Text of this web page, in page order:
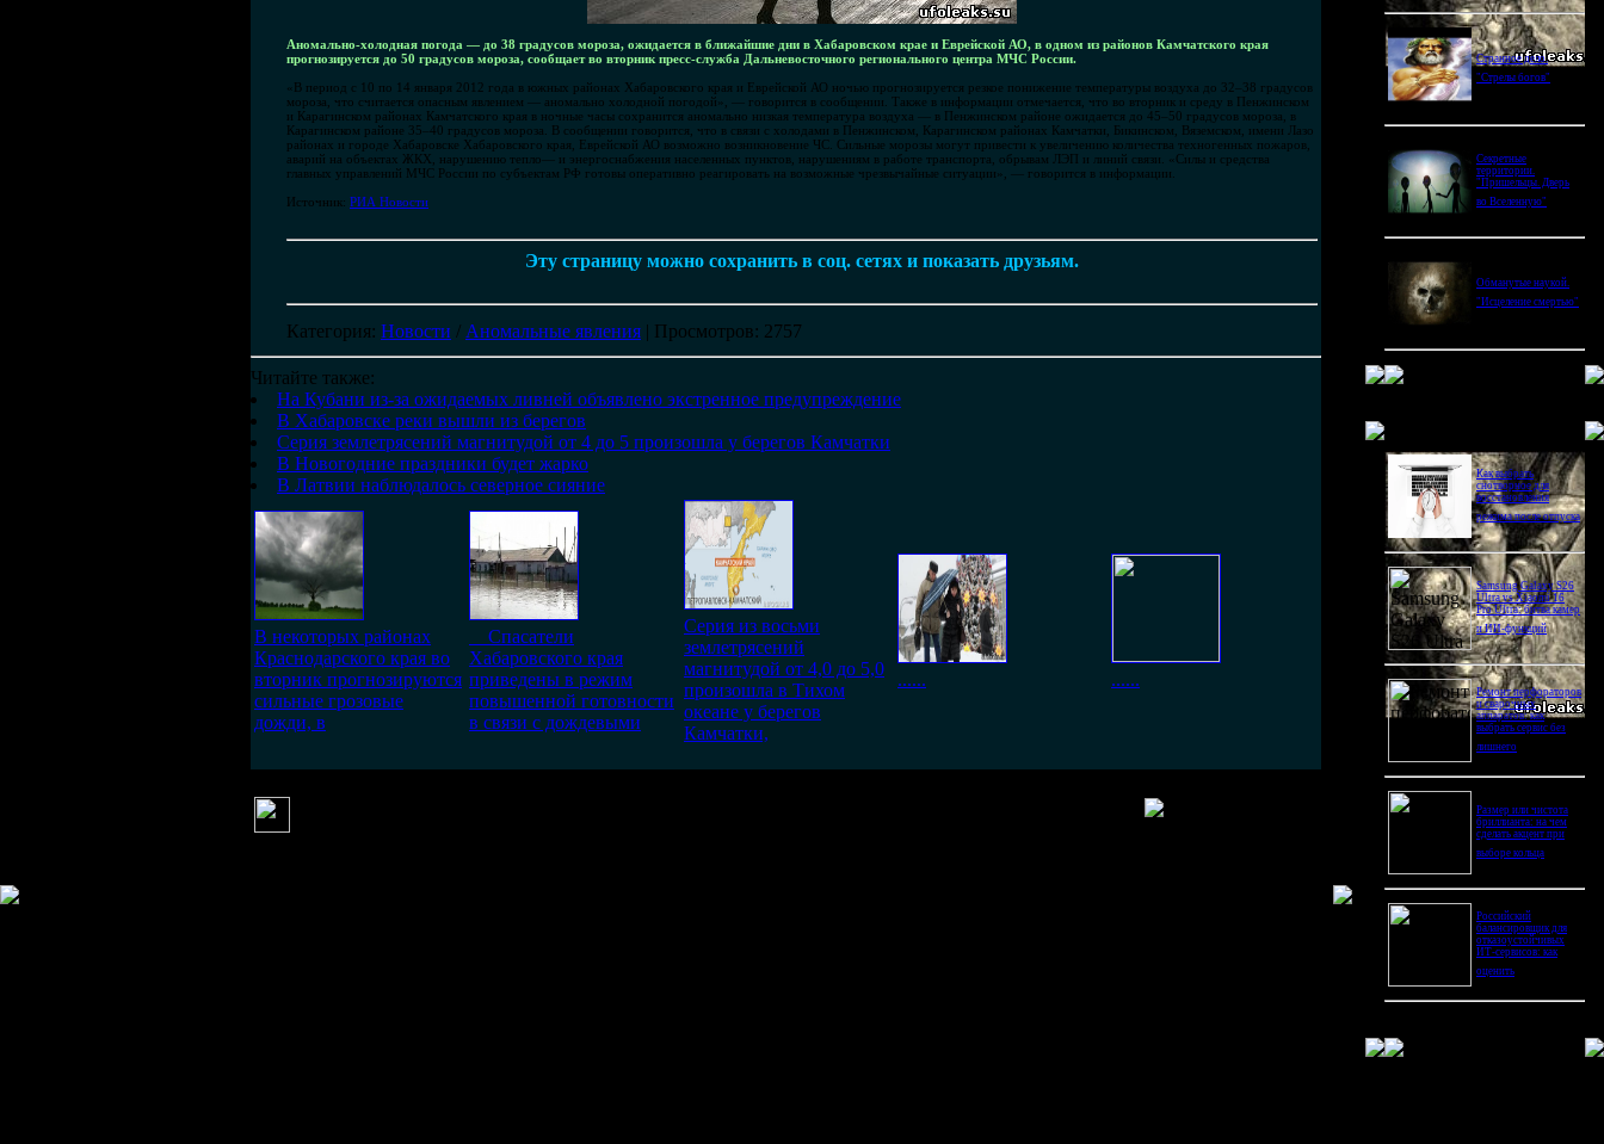
Аномально-холодная погода — до 38 градусов мороза, ожидается в ближайшие дни в Хабаровском крае и Еврейской АО, в одном из районов Камчатского края
прогнозируется до 50 градусов мороза, сообщает во вторник пресс-служба Дальневосточного регионального центра МЧС России.
«В период с 10 по 14 января 2012 года в южных районах Хабаровского края и Еврейской АО ночью прогнозируется резкое понижение температуры воздуха до 32–38 градусов
мороза, что считается опасным явлением — аномально холодной погодой», — говорится в сообщении. Также в информации отмечается, что во вторник и среду в Пенжинском
и Карагинском районах Камчатского края в ночные часы сохранится аномально низкая температура воздуха — в Пенжинском районе ожидается до 45–50 градусов мороза, в
Карагинском районе 35–40 градусов мороза. В сообщении говорится, что в связи с холодами в Пенжинском, Карагинском районах Камчатки, Бикинском, Вяземском, имени Лазо
районах и городе Хабаровске Хабаровского края, Еврейской АО возможно возникновение ЧС. Сильные морозы могут привести к увеличению количества техногенных пожаров,
аварий на объектах ЖКХ, нарушению тепло— и энергоснабжения населенных пунктов, нарушениям в работе транспорта, обрывам ЛЭП и линий связи. «Силы и средства
главных управлений МЧС России по субъектам РФ готовы оперативно реагировать на возможные чрезвычайные ситуации», — говорится в информации.
Источник: РИА Новости
Эту страницу можно сохранить в соц. сетях и показать друзьям.
Категория: Новости / Аномальные явления | Просмотров: 2757
Читайте также:
На Кубани из-за ожидаемых ливней объявлено экстренное предупреждение
В Хабаровске реки вышли из берегов
Серия землетрясений магнитудой от 4 до 5 произошла у берегов Камчатки
В Новогодние праздники будет жарко
В Латвии наблюдалось северное сияние
В некоторых районах
Краснодарского края во
вторник прогнозируются
сильные грозовые
дожди, в
Спасатели
Хабаровского края
приведены в режим
повышенной готовности
в связи с дождевыми
Серия из восьми
землетрясений
магнитудой от 4,0 до 5,0
произошла в Тихом
океане у берегов
Камчатки,
...... ......
Странное дело.
"Стрелы богов"
Секретные
территории.
"Пришельцы. Дверь
во Вселенную"
Обманутые наукой.
"Исцеление смертью"
Как выбрать
снотворное для
восстановления
режима после отпуска
Samsung Galaxy S26
Ultra vs Xiaomi 16
Pro Ultra: битва камер
и ИИ-функций
Ремонт перфораторов
и сварочных
аппаратов: как
выбрать сервис без
лишнего
Размер или чистота
бриллианта: на чем
сделать акцент при
выборе кольца
Российский
балансировщик для
отказоустойчивых
ИТ-сервисов: как
оценить